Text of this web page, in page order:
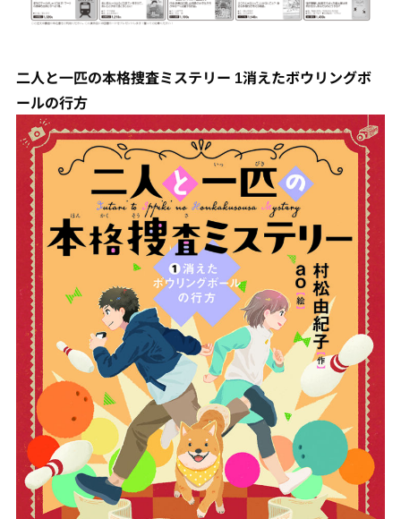
二人と一匹の本格捜査ミステリー 1消えたボウリングボ
ールの行方